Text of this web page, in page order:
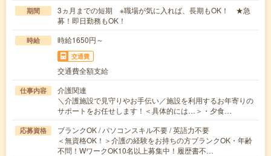
期間
3ヵ月までの短期 ※職場が気に入れば、長期もOK！ ★急
募！即日勤務もOK！
時給 時給1650円～
交通費
交通費全額支給
仕事内容
介護関連
＼介護施設で見守りやお手伝い／施設を利用するお年寄りの
サポートをお任せします！＜具体的には…＞・夕食…
応募資格
ブランクOK / パソコンスキル不要 / 英語力不要
＜無資格OK！＞介護の経験をお持ちの方ブランクOK・年齢
不問！WワークOK10名以上募集中！履歴書不…